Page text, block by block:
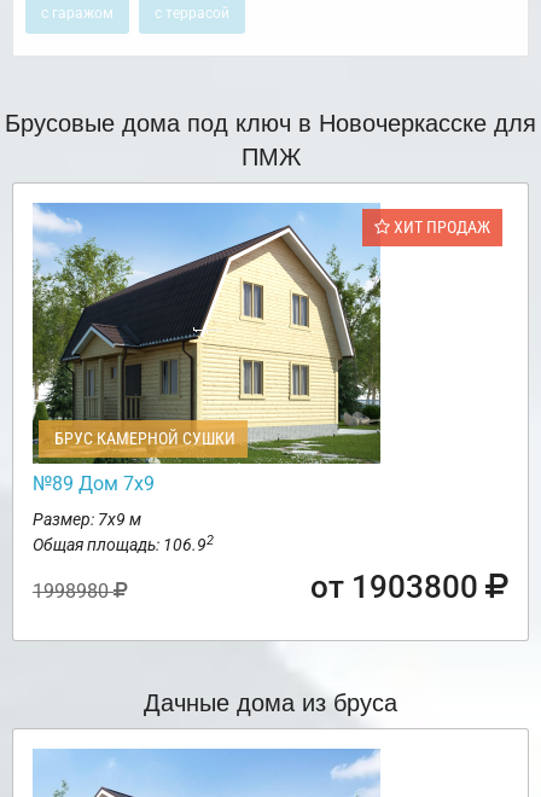
с гаражом с террасой
Брусовые дома под ключ в Новочеркасске для
ПМЖ
ХИТ ПРОДАЖ
БРУС КАМЕРНОЙ СУШКИ
№89 Дом 7х9
Размер: 7х9 м
Общая площадь: 106.92
1998980 от 1903800
Дачные дома из бруса